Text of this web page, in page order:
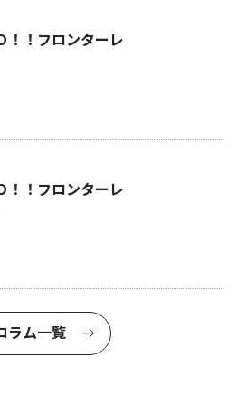
！！フロンターレ
！！フロンターレ
ラム一覧